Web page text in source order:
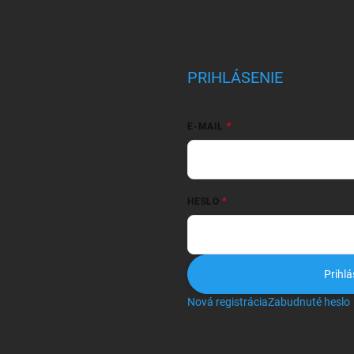
PRIHLÁSENIE
E-MAIL
HESLO
Nová registráciaZabudnuté heslo